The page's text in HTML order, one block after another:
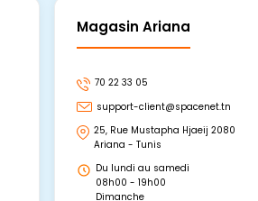
Magasin Ariana
70 22 33 05
support-client@spacenet.tn
25, Rue Mustapha Hjaeij 2080
Ariana - Tunis
Du lundi au samedi
08h00 - 19h00
Dimanche